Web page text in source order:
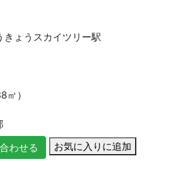
ょうスカイツリー駅
㎡）
わせる
お気に入りに追加